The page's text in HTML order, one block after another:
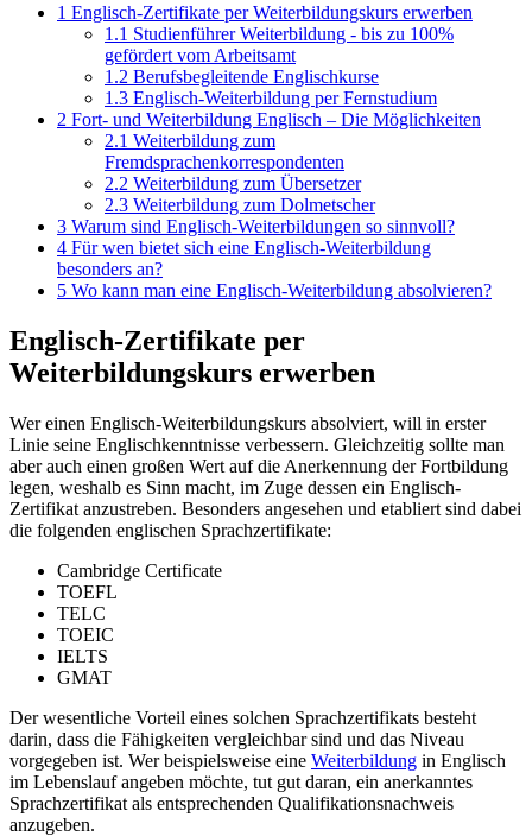
1 Englisch-Zertifikate per Weiterbildungskurs erwerben
1.1 Studienführer Weiterbildung - bis zu 100%
gefördert vom Arbeitsamt
1.2 Berufsbegleitende Englischkurse
1.3 Englisch-Weiterbildung per Fernstudium
2 Fort- und Weiterbildung Englisch – Die Möglichkeiten
2.1 Weiterbildung zum
Fremdsprachenkorrespondenten
2.2 Weiterbildung zum Übersetzer
2.3 Weiterbildung zum Dolmetscher
3 Warum sind Englisch-Weiterbildungen so sinnvoll?
4 Für wen bietet sich eine Englisch-Weiterbildung
besonders an?
5 Wo kann man eine Englisch-Weiterbildung absolvieren?
Englisch-Zertifikate per
Weiterbildungskurs erwerben
Wer einen Englisch-Weiterbildungskurs absolviert, will in erster
Linie seine Englischkenntnisse verbessern. Gleichzeitig sollte man
aber auch einen großen Wert auf die Anerkennung der Fortbildung
legen, weshalb es Sinn macht, im Zuge dessen ein Englisch-
Zertifikat anzustreben. Besonders angesehen und etabliert sind dabei
die folgenden englischen Sprachzertifikate:
Cambridge Certificate
TOEFL
TELC
TOEIC
IELTS
GMAT
Der wesentliche Vorteil eines solchen Sprachzertifikats besteht
darin, dass die Fähigkeiten vergleichbar sind und das Niveau
vorgegeben ist. Wer beispielsweise eine Weiterbildung in Englisch
im Lebenslauf angeben möchte, tut gut daran, ein anerkanntes
Sprachzertifikat als entsprechenden Qualifikationsnachweis
anzugeben.